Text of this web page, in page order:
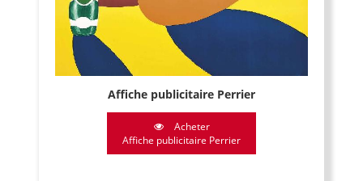
Affiche publicitaire Perrier
Acheter
Affiche publicitaire Perrier